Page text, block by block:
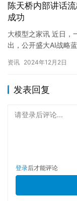
陈天桥内部讲话
成功
大模型之家讯 近日，
出，公开盛大AI战略
资讯 2024年12月2日
发表回复
请登录后评论...
登录后才能评论